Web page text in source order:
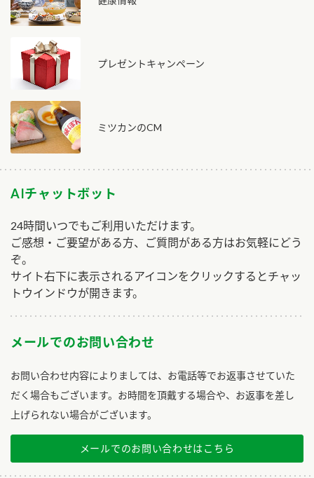
プレゼントキャンペーン
ミツカンのCM
AIチャットボット
24時間いつでもご利用いただけます。
ご感想・ご要望がある方、ご質問がある方はお気軽にどう
ぞ。
サイト右下に表示されるアイコンをクリックするとチャッ
トウインドウが開きます。
メールでのお問い合わせ
お問い合わせ内容によりましては、お電話等でお返事させていた
だく場合もございます。お時間を頂戴する場合や、お返事を差し
上げられない場合がございます。
メールでのお問い合わせはこちら